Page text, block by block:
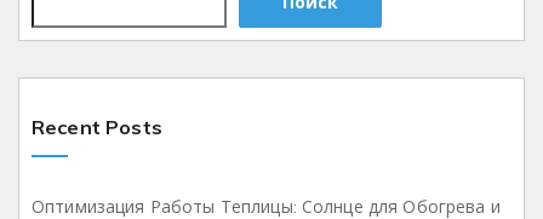
Recent Posts
Оптимизация Работы Теплицы: Солнце для Обогрева и